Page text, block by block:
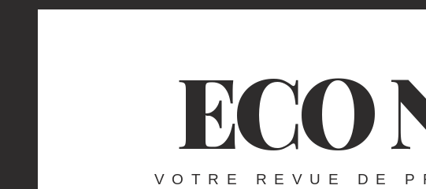
ECO
VOTRE REVUE DE